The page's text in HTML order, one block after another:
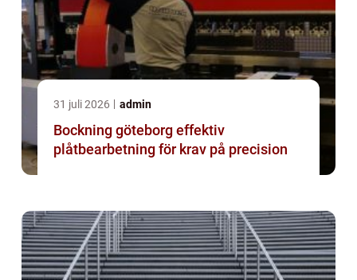
31 juli 2026 admin
Bockning göteborg effektiv
plåtbearbetning för krav på precision